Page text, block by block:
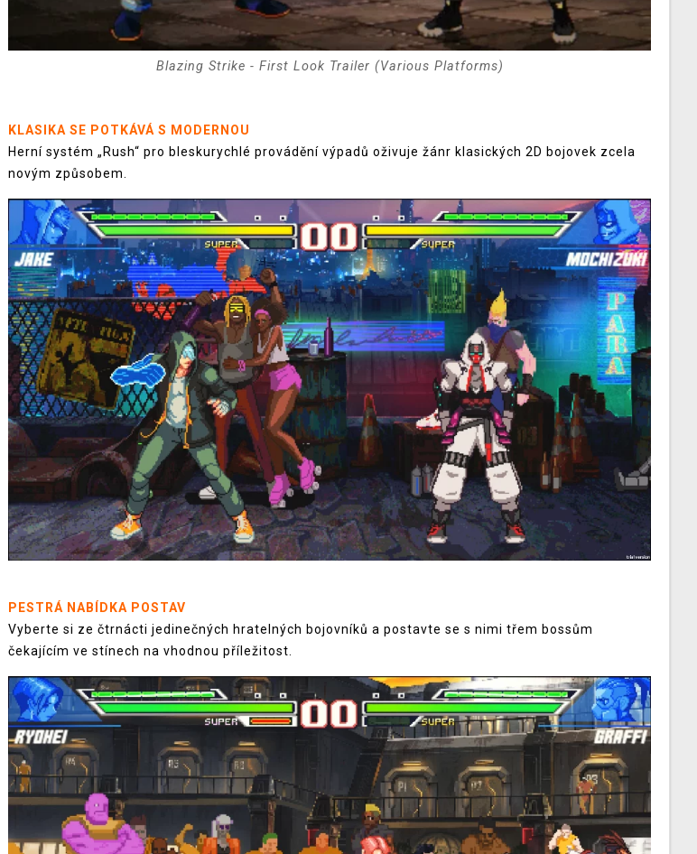
Blazing Strike - First Look Trailer (Various Platforms)
KLASIKA SE POTKÁVÁ S MODERNOU
Herní systém „Rush“ pro bleskurychlé provádění výpadů oživuje žánr klasických 2D bojovek zcela
novým způsobem.
PESTRÁ NABÍDKA POSTAV
Vyberte si ze čtrnácti jedinečných hratelných bojovníků a postavte se s nimi třem bossům
čekajícím ve stínech na vhodnou příležitost.